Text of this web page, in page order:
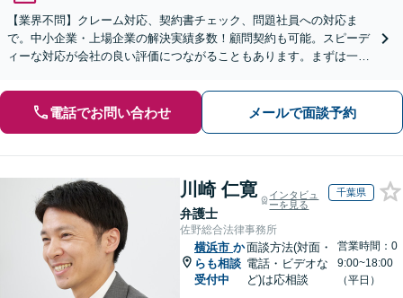
【業界不問】クレーム対応、契約書チェック、問題社員への対応ま
で。中小企業・上場企業の解決実績多数！顧問契約も可能。スピーデ
ィーな対応が会社の良い評価につながることもあります。まずは一度
電話でお問い合わせ メールで面談予約
川崎 仁寛
弁護士
インタビュ
ーを見る
千葉県
佐野総合法律事務所
横浜市 か
らも相談
受付中
面談方法(対面・
電話・ビデオな
ど)は応相談
営業時間：0
9:00~18:00
（平日）